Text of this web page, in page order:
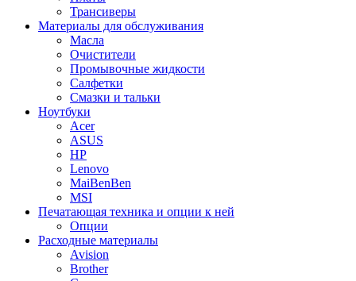
Трансиверы
Материалы для обслуживания
Масла
Очистители
Промывочные жидкости
Салфетки
Смазки и тальки
Ноутбуки
Acer
ASUS
HP
Lenovo
MaiBenBen
MSI
Печатающая техника и опции к ней
Опции
Расходные материалы
Avision
Brother